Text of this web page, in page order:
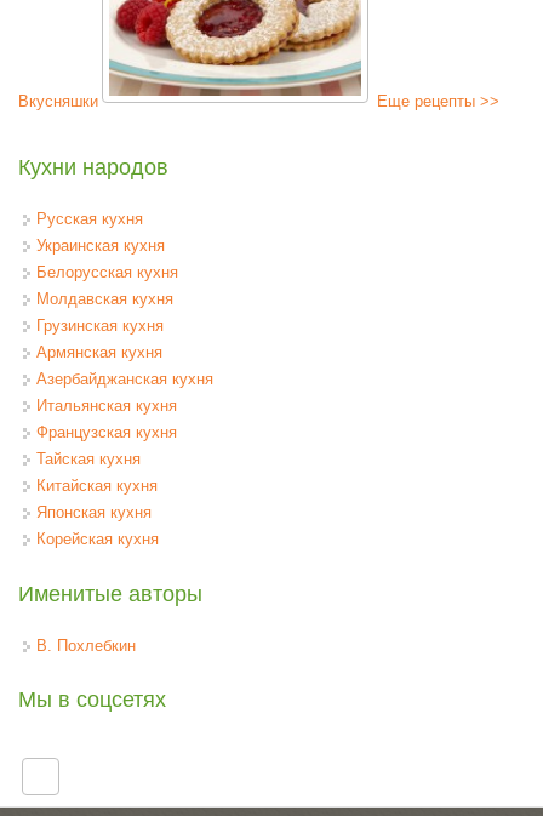
Вкусняшки Еще рецепты >>
Кухни народов
Русская кухня
Украинская кухня
Белорусская кухня
Молдавская кухня
Грузинская кухня
Армянская кухня
Азербайджанская кухня
Итальянская кухня
Французская кухня
Тайская кухня
Китайская кухня
Японская кухня
Корейская кухня
Именитые авторы
В. Похлебкин
Мы в соцсетях